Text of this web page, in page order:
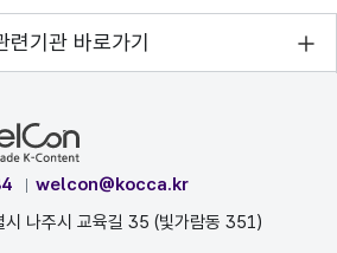
련기관 바로가기
welcon@kocca.kr
나주시 교육길 35 (빛가람동 351)